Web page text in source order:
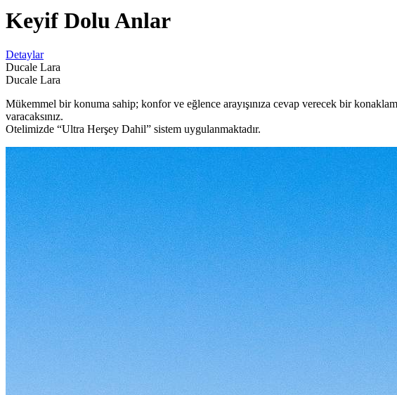
Keyif Dolu Anlar
Detaylar
Ducale Lara
Ducale Lara
Mükemmel bir konuma sahip; konfor ve eğlence arayışınıza cevap verecek bir
varacaksınız.
Otelimizde “Ultra Herşey Dahil” sistem uygulanmaktadır.